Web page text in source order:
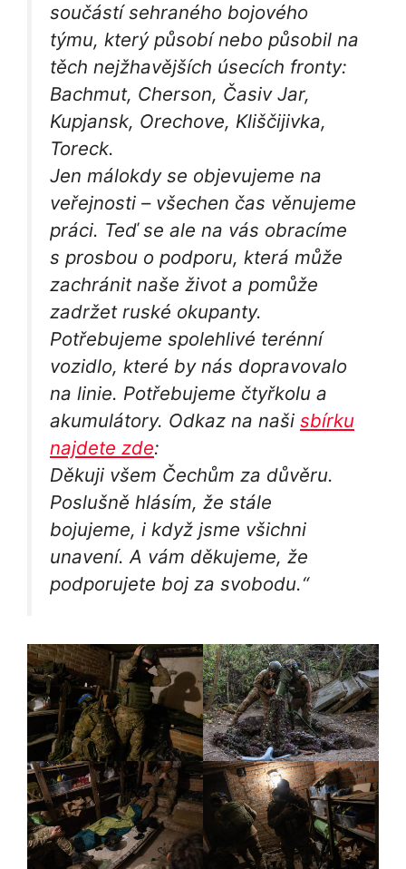
součástí sehraného bojového
týmu, který působí nebo působil na
těch nejžhavějších úsecích fronty:
Bachmut, Cherson, Časiv Jar,
Kupjansk, Orechove, Kliščijivka,
Toreck.
Jen málokdy se objevujeme na
veřejnosti – všechen čas věnujeme
práci. Teď se ale na vás obracíme
s prosbou o podporu, která může
zachránit naše život a pomůže
zadržet ruské okupanty.
Potřebujeme spolehlivé terénní
vozidlo, které by nás dopravovalo
na linie. Potřebujeme čtyřkolu a
akumulátory. Odkaz na naši sbírku
najdete zde:
Děkuji všem Čechům za důvěru.
Poslušně hlásím, že stále
bojujeme, i když jsme všichni
unavení. A vám děkujeme, že
podporujete boj za svobodu.“